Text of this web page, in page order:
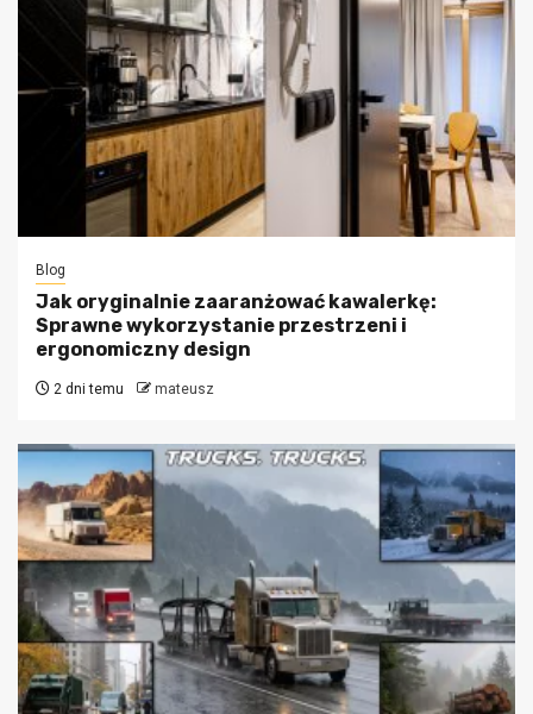
Blog
Jak oryginalnie zaaranżować kawalerkę:
Sprawne wykorzystanie przestrzeni i
ergonomiczny design
2 dni temu mateusz